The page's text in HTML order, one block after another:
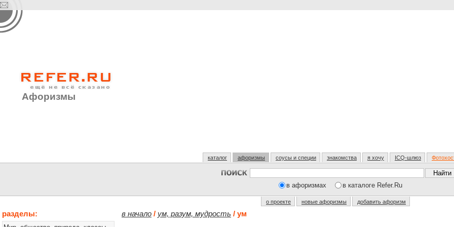
Афоризмы
каталог афоризмы соусы и специи знакомства я хочу ICQ-шлюз
в афоризмах в каталоге Refer.Ru
о проекте новые афоризмы добавить афоризм
разделы: в начало / ум, разум, мудрость / ум